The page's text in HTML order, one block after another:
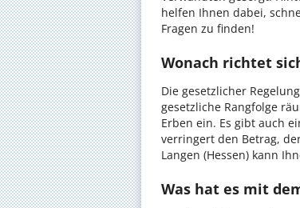
helfen Ihnen dabei,
Fragen zu finden!
Wonach richtet
Die gesetzlicher
gesetzliche Rangfolge
Erben ein. Es gibt auch
verringert den Betrag,
Langen (Hessen) kann
Was hat es mit